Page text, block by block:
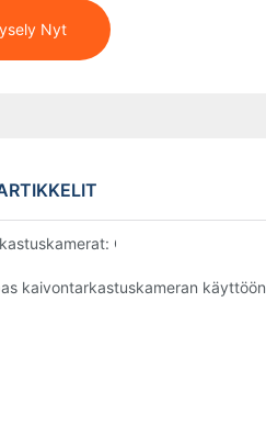
Nyt
Olennaisia ​​työkaluja
kaivontarkastuskameran käyttöön